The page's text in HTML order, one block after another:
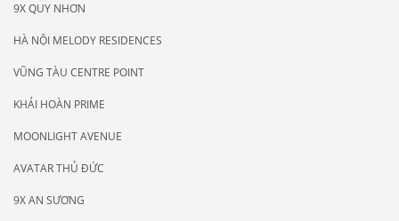
9X QUY NHƠN
HÀ NỘI MELODY RESIDENCES
VŨNG TÀU CENTRE POINT
KHẢI HOÀN PRIME
MOONLIGHT AVENUE
AVATAR THỦ ĐỨC
9X AN SƯƠNG